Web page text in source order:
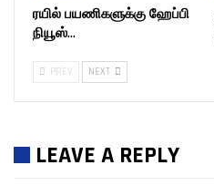
ரயில் பயணிகளுக்கு ஹேப்பி
நியூஸ்…
PREV NEXT
LEAVE A REPLY